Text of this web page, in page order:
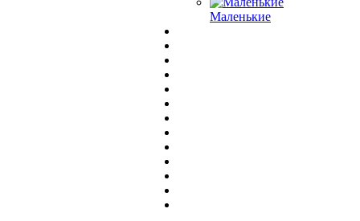
Маленькие